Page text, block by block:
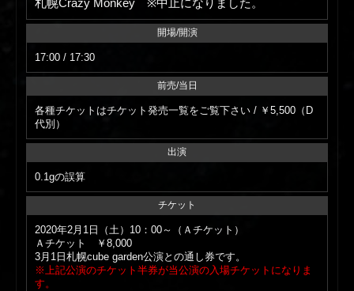
札幌Crazy Monkey ※中止になりました。
開場/開演
17:00 / 17:30
前売/当日
各種チケットはチケット発売一覧をご覧下さい / ￥5,500（D
代別）
出演
0.1gの誤算
チケット
2020年2月1日（土）10：00～（Ａチケット）
Ａチケット ￥8,000
3月1日札幌cube garden公演との通し券です。
※上記公演のチケット半券が当公演の入場チケットになりま
す。